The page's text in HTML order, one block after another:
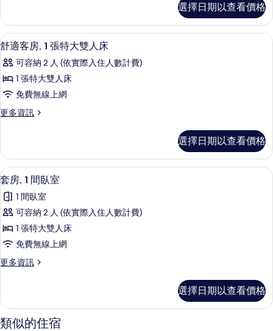
相
片
張
特
大
雙
人
床
的
相
片
客
房,
1
特
大
人
床
的
選擇日期以查看價格
顯
示
舒
適
客
房,
張
特
大
雙
人
床
的
所
片
舒適客房, 1 張特大雙人床 | 迷你吧、
4
舒適客房, 1 張特大雙人床
可容納 2 人 (依實際入住人數計費)
1 張特大雙人床
免費無線上網
更多資訊
更
客
房,
1
特
大
人
床
詳
選擇日期以查看價格
顯
示
套
房,
1
間
臥
的
所
5
套房, 1 間臥室
1 間臥室
可容納 2 人 (依實際入住人數計費)
1 張特大雙人床
免費無線上網
更多資訊
更
1
間
臥
選擇日期以查看價格
類似的住宿